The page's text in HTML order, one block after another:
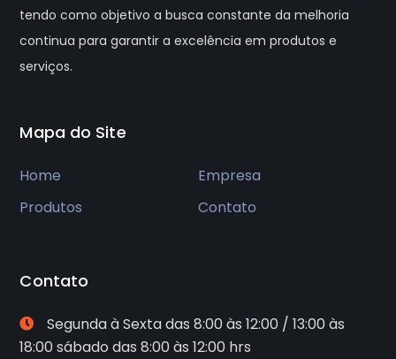
tendo como objetivo a busca constante da melhoria
continua para garantir a excelência em produtos e
serviços.
Mapa do Site
Home
Empresa
Produtos
Contato
Contato
Segunda à Sexta das 8:00 às 12:00 / 13:00 às
18:00 sábado das 8:00 às 12:00 hrs